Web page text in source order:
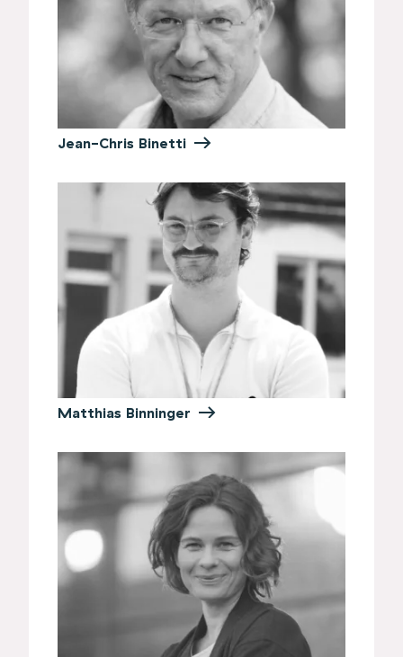
Jean-Chris Binetti
Matthias Binninger